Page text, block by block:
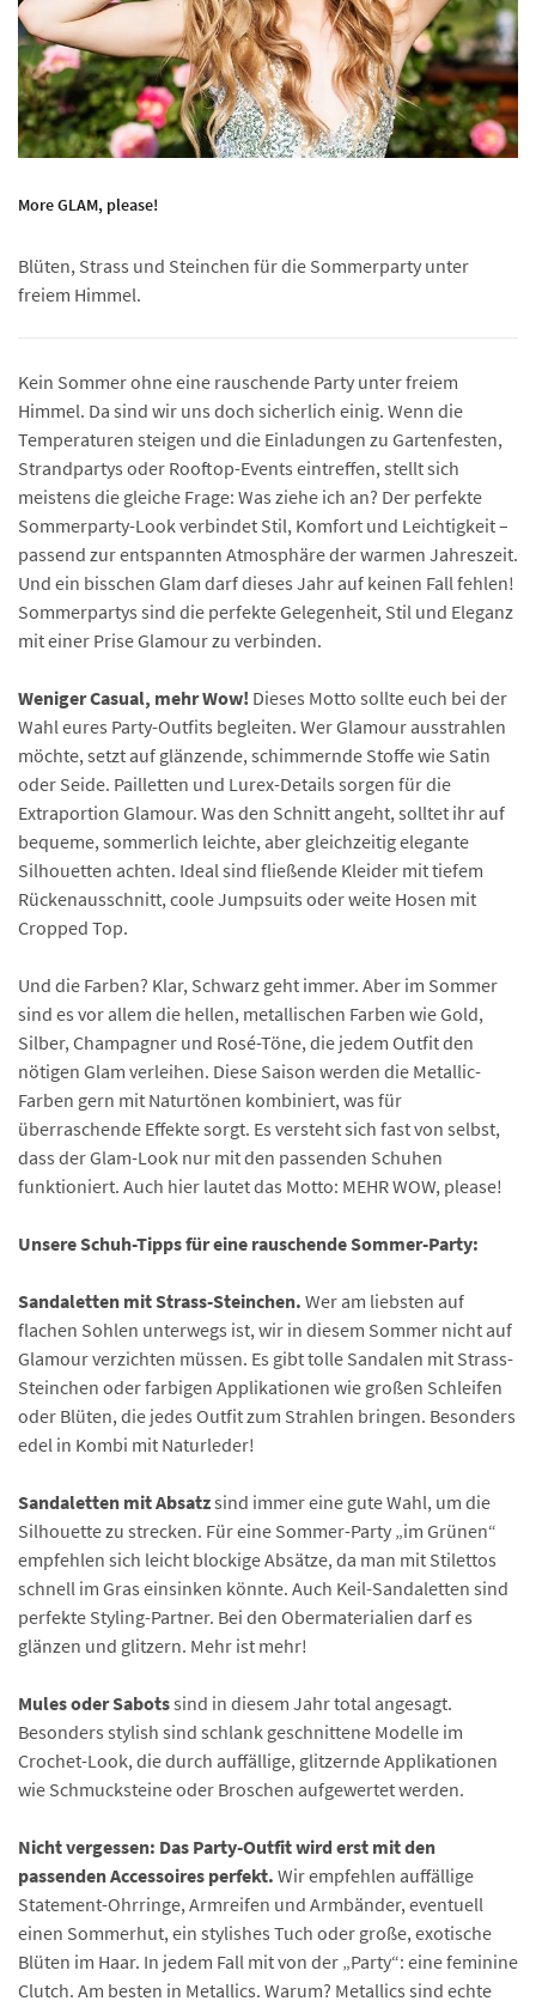
More GLAM, please!
Blüten, Strass und Steinchen für die Sommerparty unter
freiem Himmel.
Kein Sommer ohne eine rauschende Party unter freiem
Himmel. Da sind wir uns doch sicherlich einig. Wenn die
Temperaturen steigen und die Einladungen zu Gartenfesten,
Strandpartys oder Rooftop-Events eintreffen, stellt sich
meistens die gleiche Frage: Was ziehe ich an? Der perfekte
Sommerparty-Look verbindet Stil, Komfort und Leichtigkeit –
passend zur entspannten Atmosphäre der warmen Jahreszeit.
Und ein bisschen Glam darf dieses Jahr auf keinen Fall fehlen!
Sommerpartys sind die perfekte Gelegenheit, Stil und Eleganz
mit einer Prise Glamour zu verbinden.
Weniger Casual, mehr Wow! Dieses Motto sollte euch bei der
Wahl eures Party-Outfits begleiten. Wer Glamour ausstrahlen
möchte, setzt auf glänzende, schimmernde Stoffe wie Satin
oder Seide. Pailletten und Lurex-Details sorgen für die
Extraportion Glamour. Was den Schnitt angeht, solltet ihr auf
bequeme, sommerlich leichte, aber gleichzeitig elegante
Silhouetten achten. Ideal sind fließende Kleider mit tiefem
Rückenausschnitt, coole Jumpsuits oder weite Hosen mit
Cropped Top.
Und die Farben? Klar, Schwarz geht immer. Aber im Sommer
sind es vor allem die hellen, metallischen Farben wie Gold,
Silber, Champagner und Rosé-Töne, die jedem Outfit den
nötigen Glam verleihen. Diese Saison werden die Metallic-
Farben gern mit Naturtönen kombiniert, was für
überraschende Effekte sorgt. Es versteht sich fast von selbst,
dass der Glam-Look nur mit den passenden Schuhen
funktioniert. Auch hier lautet das Motto: MEHR WOW, please!
Unsere Schuh-Tipps für eine rauschende Sommer-Party:
Sandaletten mit Strass-Steinchen. Wer am liebsten auf
flachen Sohlen unterwegs ist, wir in diesem Sommer nicht auf
Glamour verzichten müssen. Es gibt tolle Sandalen mit Strass-
Steinchen oder farbigen Applikationen wie großen Schleifen
oder Blüten, die jedes Outfit zum Strahlen bringen. Besonders
edel in Kombi mit Naturleder!
Sandaletten mit Absatzsind immer eine gute Wahl, um die
Silhouette zu strecken. Für eine Sommer-Party „im Grünen“
empfehlen sich leicht blockige Absätze, da man mit Stilettos
schnell im Gras einsinken könnte. Auch Keil-Sandaletten sind
perfekte Styling-Partner. Bei den Obermaterialien darf es
glänzen und glitzern. Mehr ist mehr!
Mules oder Sabotssind in diesem Jahr total angesagt.
Besonders stylish sind schlank geschnittene Modelle im
Crochet-Look, die durch auffällige, glitzernde Applikationen
wie Schmucksteine oder Broschen aufgewertet werden.
Nicht vergessen: Das Party-Outfit wird erst mit den
passenden Accessoires perfekt. Wir empfehlen auffällige
Statement-Ohrringe, Armreifen und Armbänder, eventuell
einen Sommerhut, ein stylishes Tuch oder große, exotische
Blüten im Haar. In jedem Fall mit von der „Party“: eine feminine
Clutch. Am besten in Metallics. Warum? Metallics sind echte